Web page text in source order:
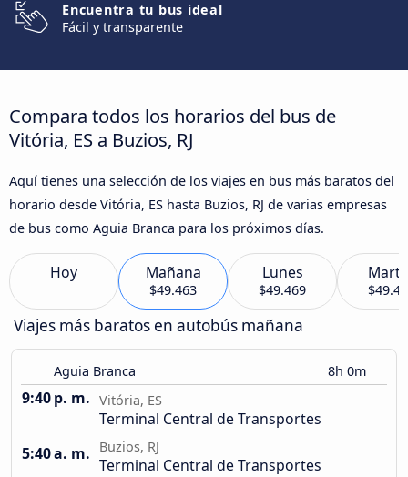
Encuentra tu bus ideal
Fácil y transparente
Compara todos los horarios del bus de
Vitória, ES a Buzios, RJ
Aquí tienes una selección de los viajes en bus más baratos del
horario desde Vitória, ES hasta Buzios, RJ de varias empresas
de bus como Aguia Branca para los próximos días.
Hoy Mañana
$49.463
Lunes
$49.469
Viajes más baratos en autobús mañana
Aguia Branca 8h 0m
9:40 p. m. Vitória, ES
Terminal Central de Transportes
5:40 a. m.
Buzios, RJ
Terminal Central de Transportes